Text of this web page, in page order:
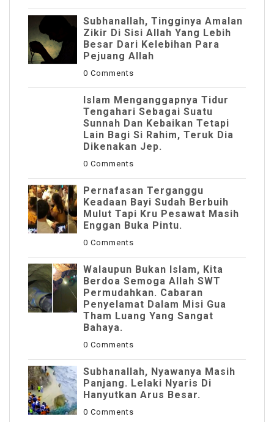
Subhanallah, Tingginya Amalan
Zikir Di Sisi Allah Yang Lebih
Besar Dari Kelebihan Para
Pejuang Allah
0 Comments
Islam Menganggapnya Tidur
Tengahari Sebagai Suatu
Sunnah Dan Kebaikan Tetapi
Lain Bagi Si Rahim, Teruk Dia
Dikenakan Jep.
0 Comments
Pernafasan Terganggu
Keadaan Bayi Sudah Berbuih
Mulut Tapi Kru Pesawat Masih
Enggan Buka Pintu.
0 Comments
Walaupun Bukan Islam, Kita
Berdoa Semoga Allah SWT
Permudahkan. Cabaran
Penyelamat Dalam Misi Gua
Tham Luang Yang Sangat
Bahaya.
0 Comments
Subhanallah, Nyawanya Masih
Panjang. Lelaki Nyaris Di
Hanyutkan Arus Besar.
0 Comments